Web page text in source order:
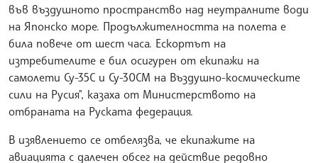
във въздушното пространство над неутралните води
на Японско море. Продължителността на полета е
била повече от шест часа. Ескортът на
изтребителите е бил осигурен от екипажи на
самолети Су-35С и Су-30СМ на Въздушно-космическите
сили на Русия", казаха от Министерството на
отбраната на Руската федерация.
В изявлението се отбелязва, че екипажите на
авиацията с далечен обсег на действие редовно